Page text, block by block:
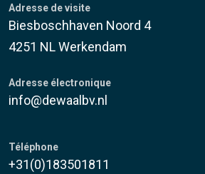
Adresse de visite
Biesboschhaven Noord 4
4251 NL Werkendam
Adresse électronique
info@dewaalbv.nl
Téléphone
+31(0)183501811